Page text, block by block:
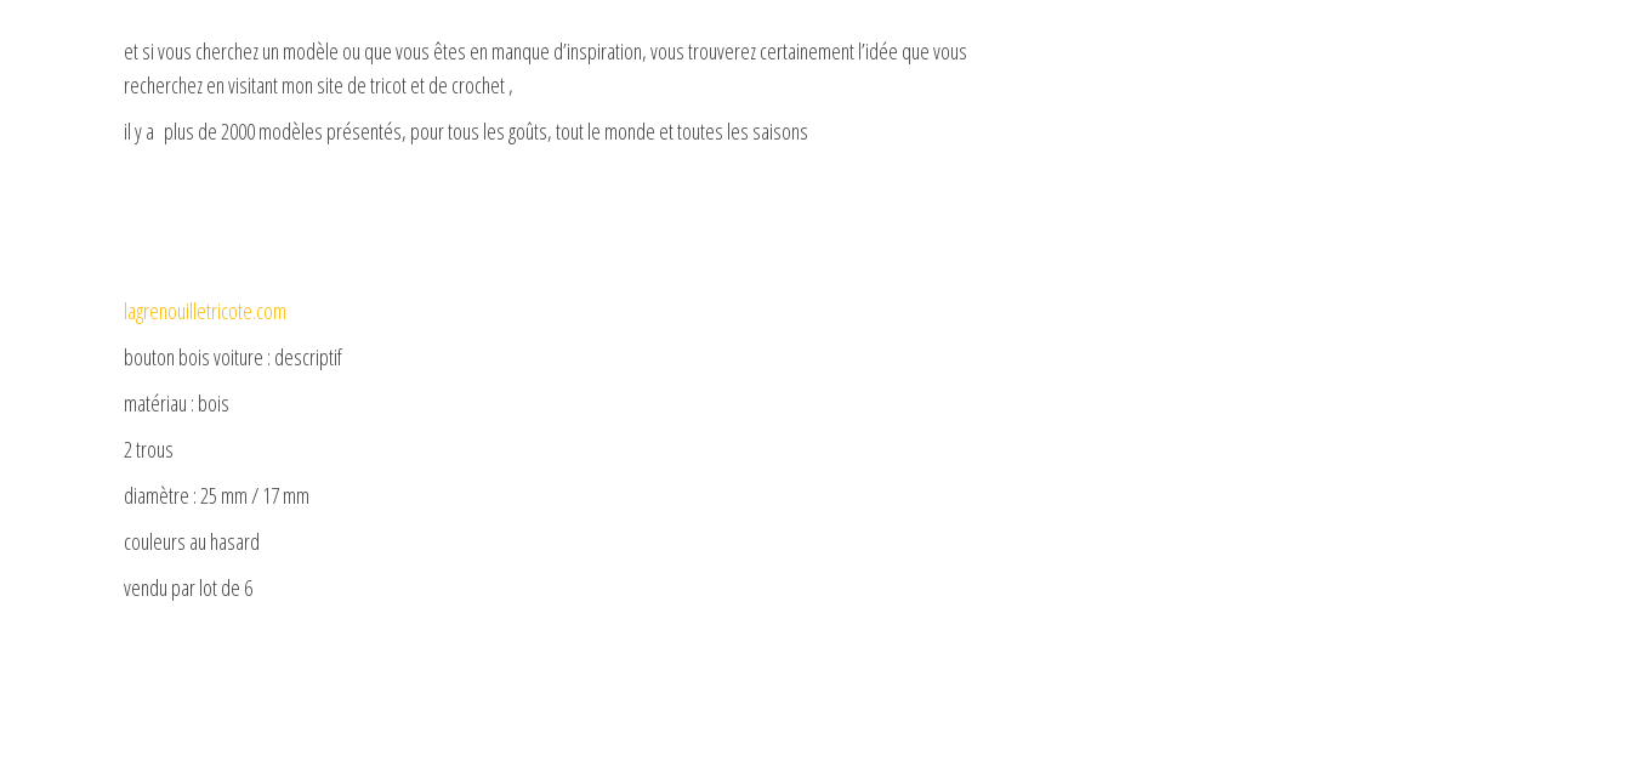
et si vous cherchez un modèle ou que vous êtes en manque d’inspiration, vous trouverez certainement l’idée que vous
recherchez en visitant mon site de tricot et de crochet ,
il y a plus de 2000 modèles présentés, pour tous les goûts, tout le monde et toutes les saisons
lagrenouilletricote.com
bouton bois voiture : descriptif
matériau : bois
2 trous
diamètre : 25 mm / 17 mm
couleurs au hasard
vendu par lot de 6